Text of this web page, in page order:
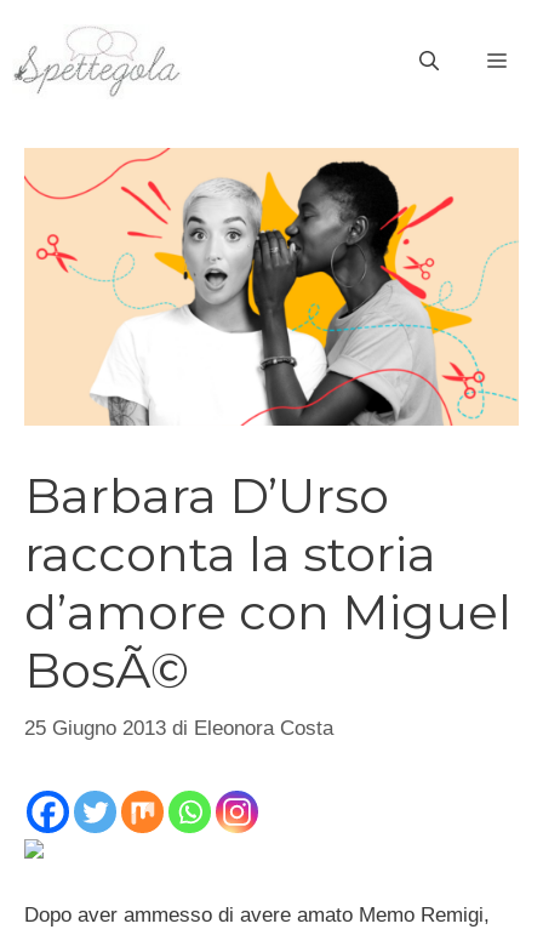
contenuto
Barbara D’Urso
racconta la storia
d’amore con Miguel
BosÃ©
25 Giugno 2013 di Eleonora Costa
Dopo aver ammesso di avere amato Memo Remigi,